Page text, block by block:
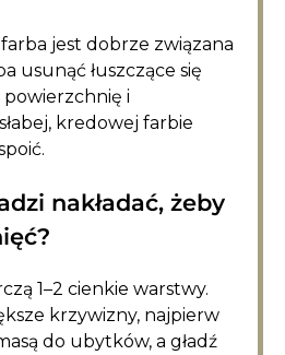
jest dobrze związana
usunąć łuszczące się
powierzchnię i
kredowej farbie
nakładać, żeby
1–2 cienkie warstwy.
krzywizny, najpierw
do ubytków, a gładź